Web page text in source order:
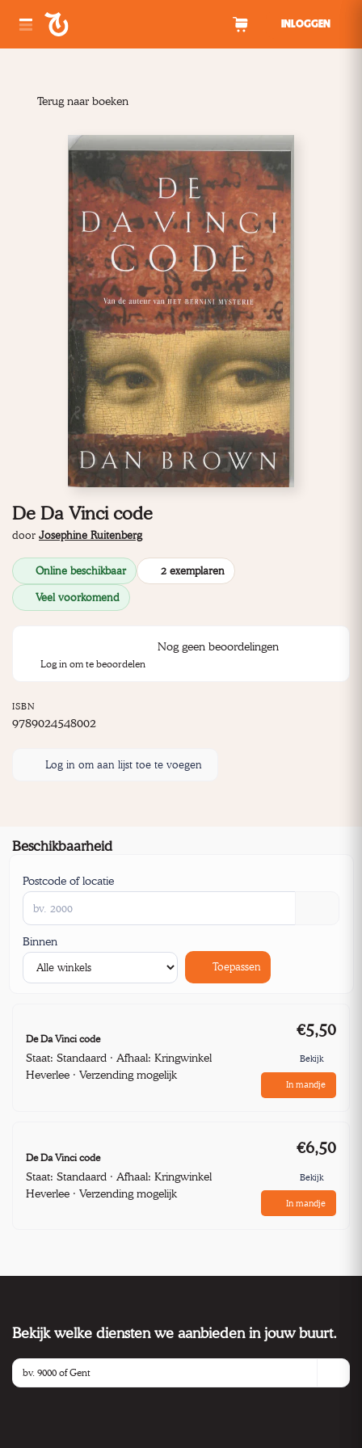
INLOGGEN
Terug naar boeken
De Da Vinci code
door Josephine Ruitenberg
Online beschikbaar 2 exemplaren
Veel voorkomend
Nog geen beoordelingen
Log in om te beoordelen
ISBN
9789024548002
Log in om aan lijst toe te voegen
Beschikbaarheid
Postcode of locatie
Binnen
Toepassen
De Da Vinci code
Staat: Standaard · Afhaal: Kringwinkel
Heverlee · Verzending mogelijk
€5,50
Bekijk
In mandje
De Da Vinci code
Staat: Standaard · Afhaal: Kringwinkel
Heverlee · Verzending mogelijk
€6,50
Bekijk
In mandje
Bekijk welke diensten we aanbieden in jouw buurt.